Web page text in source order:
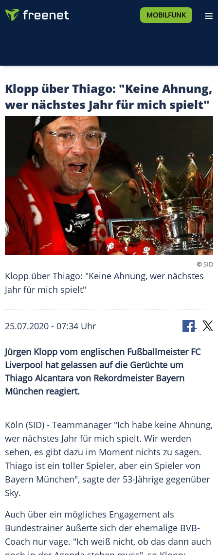
MOBILFUNK
Klopp über Thiago: "Keine Ahnung,
wer nächstes Jahr für mich spielt"
©SID
Klopp über Thiago: "Keine Ahnung, wer nächstes
Jahr für mich spielt"
25.07.2020 - 07:34 Uhr
Jürgen Klopp vom englischen Fußballmeister FC
Liverpool hat gelassen auf die Gerüchte um
Thiago Alcantara von Rekordmeister Bayern
München reagiert.
Köln (SID) - Teammanager "Ich habe keine Ahnung,
wer nächstes Jahr für mich spielt. Wir werden
sehen, es gibt dazu im Moment nichts zu sagen.
Thiago ist ein toller Spieler, aber ein Spieler von
Bayern München", sagte der 53-Jährige gegenüber
Sky.
Auch über ein mögliches Engagement als
Bundestrainer äußerte sich der ehemalige BVB-
Coach nur vage. "Ich weiß nicht, ob das dann auch